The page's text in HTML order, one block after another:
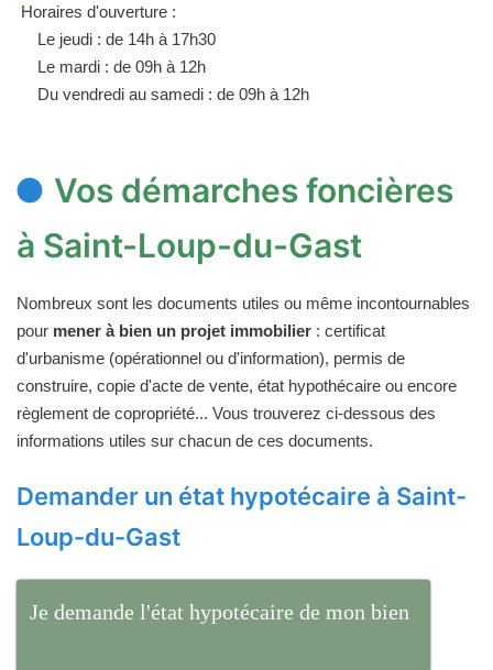
Horaires d'ouverture :
Le jeudi : de 14h à 17h30
Le mardi : de 09h à 12h
Du vendredi au samedi : de 09h à 12h
Vos démarches foncières
à Saint-Loup-du-Gast
Nombreux sont les documents utiles ou même incontournables
pour mener à bien un projet immobilier : certificat
d'urbanisme (opérationnel ou d'information), permis de
construire, copie d'acte de vente, état hypothécaire ou encore
règlement de copropriété... Vous trouverez ci-dessous des
informations utiles sur chacun de ces documents.
Demander un état hypotécaire à Saint-
Loup-du-Gast
Je demande l'état hypotécaire de mon bien